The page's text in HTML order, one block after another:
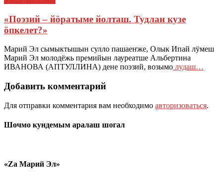
«Поэзий – йӧратыме йолташ. Тудлан кузе
ӧпкелет?»
Марий Эл сымыктышын сулло пашаеҥже, Олык Ипай лӱмеш
Марий Эл молодёжь премийын лауреатше Альбертина
ИВАНОВА (АПТУЛЛИНА) дене поэзий, возымо лудаш…
Добавить комментарий
Для отправки комментария вам необходимо авторизоваться.
Шочмо кундемым аралаш шогал
«Zа Марий Эл»